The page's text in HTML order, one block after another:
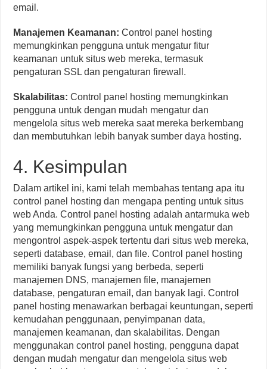
email.
Manajemen Keamanan: Control panel hosting
memungkinkan pengguna untuk mengatur fitur
keamanan untuk situs web mereka, termasuk
pengaturan SSL dan pengaturan firewall.
Skalabilitas: Control panel hosting memungkinkan
pengguna untuk dengan mudah mengatur dan
mengelola situs web mereka saat mereka berkembang
dan membutuhkan lebih banyak sumber daya hosting.
4. Kesimpulan
Dalam artikel ini, kami telah membahas tentang apa itu
control panel hosting dan mengapa penting untuk situs
web Anda. Control panel hosting adalah antarmuka web
yang memungkinkan pengguna untuk mengatur dan
mengontrol aspek-aspek tertentu dari situs web mereka,
seperti database, email, dan file. Control panel hosting
memiliki banyak fungsi yang berbeda, seperti
manajemen DNS, manajemen file, manajemen
database, pengaturan email, dan banyak lagi. Control
panel hosting menawarkan berbagai keuntungan, seperti
kemudahan penggunaan, penyimpanan data,
manajemen keamanan, dan skalabilitas. Dengan
menggunakan control panel hosting, pengguna dapat
dengan mudah mengatur dan mengelola situs web